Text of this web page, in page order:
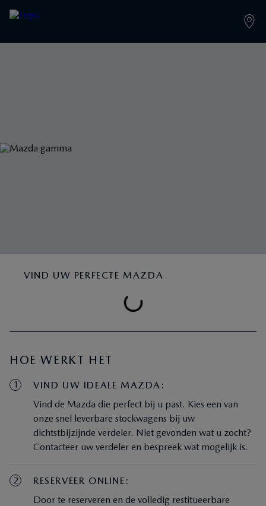
VIND UW PERFECTE MAZDA
HOE WERKT HET
1
VIND UW IDEALE MAZDA:
Vind de Mazda die perfect bij u past. Kies een van
onze snel leverbare stockwagens bij uw
dichtstbijzijnde verdeler. Niet gevonden wat u zocht?
Contacteer uw verdeler en bespreek wat mogelijk is.
2
RESERVEER ONLINE:
Door te reserveren en de volledig restitueerbare